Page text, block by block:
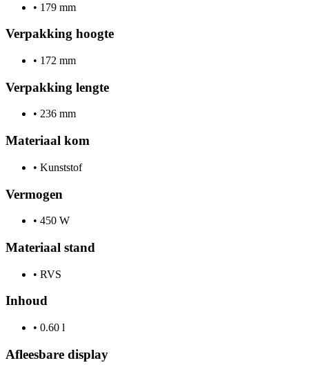
• 179 mm
Verpakking hoogte
• 172 mm
Verpakking lengte
• 236 mm
Materiaal kom
• Kunststof
Vermogen
• 450 W
Materiaal stand
• RVS
Inhoud
• 0.60 l
Afleesbare display